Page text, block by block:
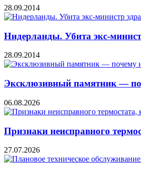
28.09.2014
Нидерланды. Убита экс-
28.09.2014
Эксклюзивный памятник —
06.08.2026
Признаки неисправного
27.07.2026